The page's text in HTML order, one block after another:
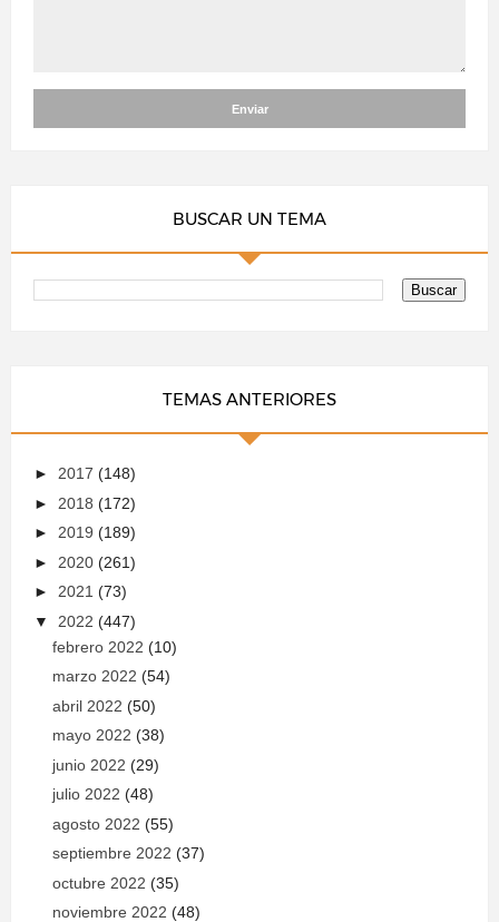
BUSCAR UN TEMA
TEMAS ANTERIORES
► 2017 (148)
► 2018 (172)
► 2019 (189)
► 2020 (261)
► 2021 (73)
▼ 2022 (447)
febrero 2022 (10)
marzo 2022 (54)
abril 2022 (50)
mayo 2022 (38)
junio 2022 (29)
julio 2022 (48)
agosto 2022 (55)
septiembre 2022 (37)
octubre 2022 (35)
noviembre 2022 (48)